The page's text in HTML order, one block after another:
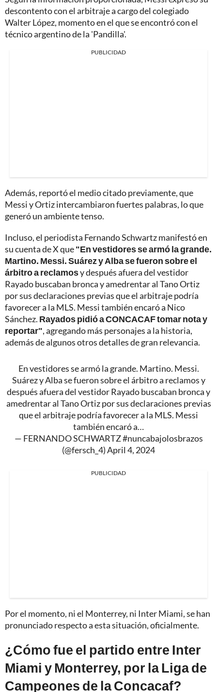
descontento con el arbitraje a cargo del colegiado
Walter López, momento en el que se encontró con el
técnico argentino de la 'Pandilla'.
PUBLICIDAD
Además, reportó el medio citado previamente, que
Messi y Ortiz intercambiaron fuertes palabras, lo que
generó un ambiente tenso.
Incluso, el periodista Fernando Schwartz manifestó en
su cuenta de X que"En vestidores se armó la grande.
Martino. Messi. Suárez y Alba se fueron sobre el
árbitro a reclamosy después afuera del vestidor
Rayado buscaban bronca y amedrentar al Tano Ortiz
por sus declaraciones previas que el arbitraje podría
favorecer a la MLS. Messi también encaró a Nico
Sánchez. Rayados pidió a CONCACAF tomar nota y
reportar", agregando más personajes a la historia,
además de algunos otros detalles de gran relevancia.
En vestidores se armó la grande. Martino. Messi.
Suárez y Alba se fueron sobre el árbitro a reclamos y
después afuera del vestidor Rayado buscaban bronca y
amedrentar al Tano Ortiz por sus declaraciones previas
que el arbitraje podría favorecer a la MLS. Messi
también encaró a…
— FERNANDO SCHWARTZ #nuncabajolosbrazos
(@fersch_4)April 4, 2024
PUBLICIDAD
Por el momento, ni el Monterrey, ni Inter Miami, se han
pronunciado respecto a esta situación, oficialmente.
¿Cómo fue el partido entre Inter
Miami y Monterrey, por la Liga de
Campeones de la Concacaf?